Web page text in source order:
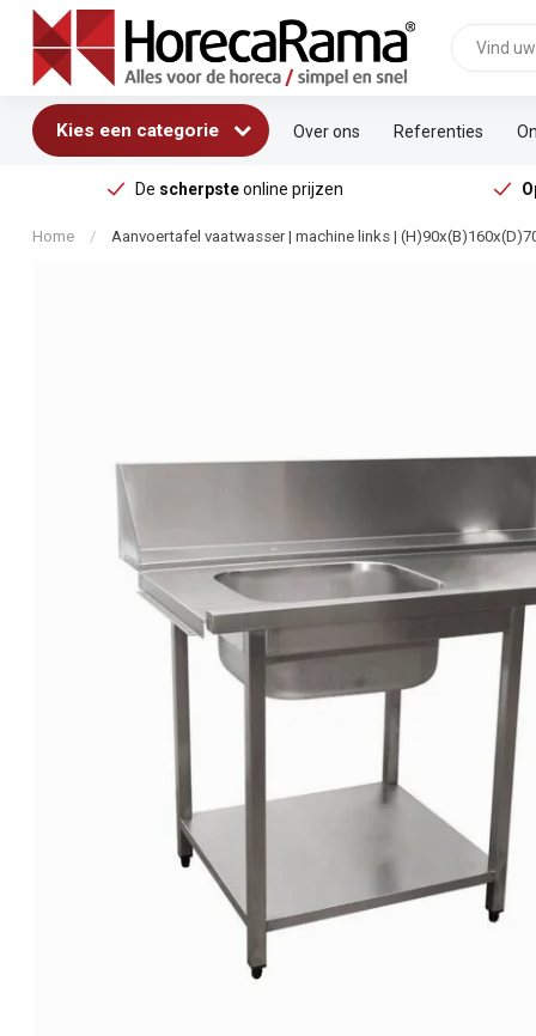
Kies een categorie Over ons Referenties
De scherpsteonline prijzen
Home / Aanvoertafel vaatwasser | machine links |